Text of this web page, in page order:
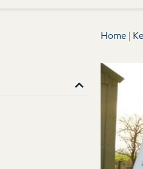
Home |